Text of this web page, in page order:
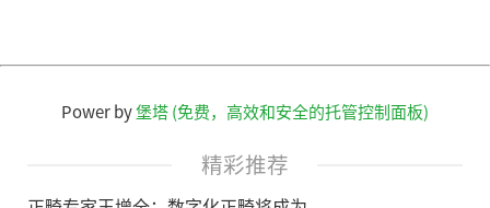
Power by堡塔 (免费，高效和安全的托管控制面板)
精彩推荐